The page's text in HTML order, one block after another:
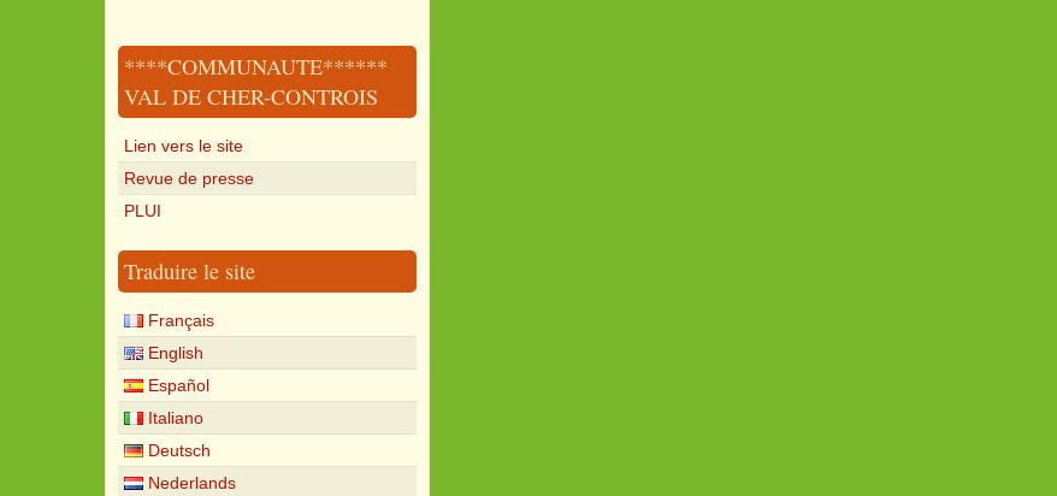
****COMMUNAUTE******
VAL DE CHER-CONTROIS
Lien vers le site
Revue de presse
PLUI
Traduire le site
Français
English
Español
Italiano
Deutsch
Nederlands